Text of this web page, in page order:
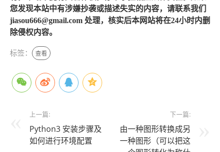
您发现本站中有涉嫌抄袭或描述失实的内容，请联系我们
jiasou666@gmail.com 处理，核实后本网站将在24小时内删
除侵权内容。
标签： 查看
上一篇:
Python3 安装步骤及
如何进行环境配置
下一篇:
由一种图形转换成另
一种图形（可以把这